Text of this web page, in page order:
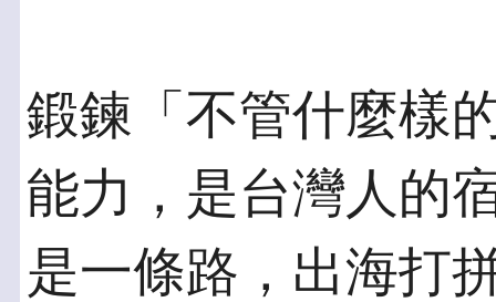
鍛鍊「不管什麼樣
能力，是台灣人的
是一條路，出海打